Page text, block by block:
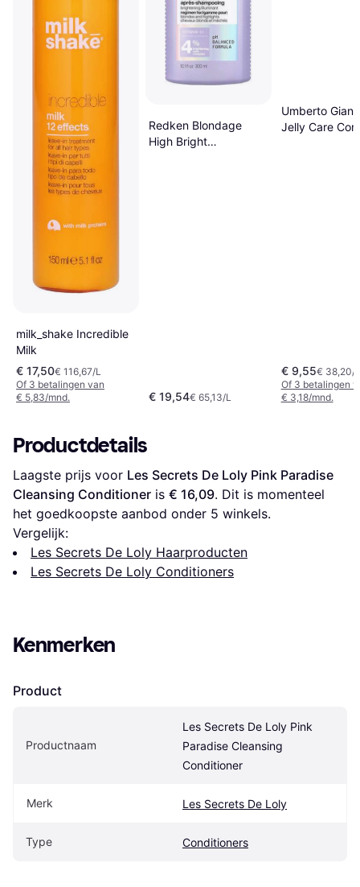
milk_shake Incredible
Milk
€ 17,50€ 116,67/L
Of 3 betalingen van
€ 5,83/mnd.
Redken Blondage
High Bright
€ 19,54€ 65,13/L
Umberto
Jelly Care
€ 9,55€ 38,20/L
Of 3 betalingen
€ 3,18/mnd.
Productdetails
Laagste prijs voor Les Secrets De Loly Pink Paradise
Cleansing Conditioner is € 16,09. Dit is momenteel
het goedkoopste aanbod onder 5 winkels.
Vergelijk:
Les Secrets De Loly Haarproducten
Les Secrets De Loly Conditioners
Kenmerken
Product
Productnaam
Les Secrets De Loly Pink
Paradise Cleansing
Conditioner
Merk Les Secrets De Loly
Type Conditioners